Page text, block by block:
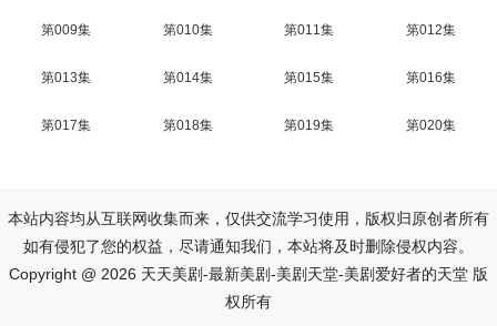
第009集 第010集 第011集 第012集
第013集 第014集 第015集 第016集
第017集 第018集 第019集 第020集
本站内容均从互联网收集而来，仅供交流学习使用，版权归原创者所有
如有侵犯了您的权益，尽请通知我们，本站将及时删除侵权内容。
Copyright @ 2026 天天美剧-最新美剧-美剧天堂-美剧爱好者的天堂 版
权所有